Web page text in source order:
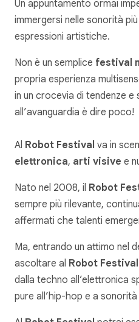
Un appuntamento ormai
immergersi nelle sonorità
espressioni artistiche.
Non è un semplice festival
propria esperienza
in un crocevia di tendenze
all’avanguardia è dire poco!
Al Robot Festival va in
elettronica, arti visive e
Nato nel 2008, il Robot
sempre più rilevante,
affermati che talenti
Ma, entrando un attimo nel
ascoltare al Robot Festival
dalla techno all’elettronica
pure all’hip-hop e a sonorità